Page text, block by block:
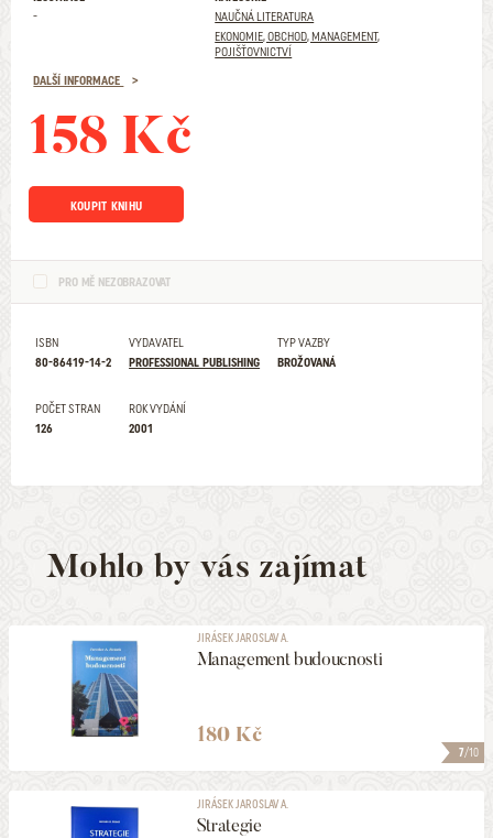
-
NAUČNÁ LITERATURA
EKONOMIE, OBCHOD, MANAGEMENT,
POJIŠŤOVNICTVÍ
DALŠÍ INFORMACE
158 Kč
KOUPIT KNIHU
PRO MĚ NEZOBRAZOVAT
ISBN
80-86419-14-2
VYDAVATEL
PROFESSIONAL PUBLISHING
TYP VAZBY
BROŽOVANÁ
POČET STRAN
126
ROK VYDÁNÍ
2001
Mohlo by vás zajímat
7/10
JIRÁSEK JAROSLAV A.
Management budoucnosti
180 Kč
JIRÁSEK JAROSLAV A.
Strategie